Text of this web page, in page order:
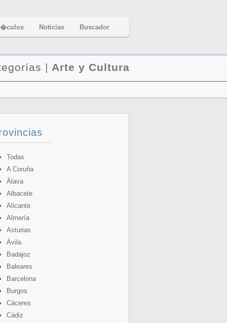
Noticias Buscador
| Arte y Cultura
Todas
A Coruña
Álava
Albacete
Alicante
Almería
Asturias
Ávila
Badajoz
Baleares
Barcelona
Burgos
Cáceres
Cádiz